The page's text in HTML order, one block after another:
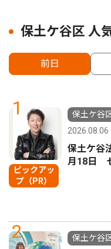
保土ケ谷区 人
前日
1
ピックアッ
プ（PR）
保土ケ谷
2026.08.06
保土ケ谷
月18日
2
保土ケ谷